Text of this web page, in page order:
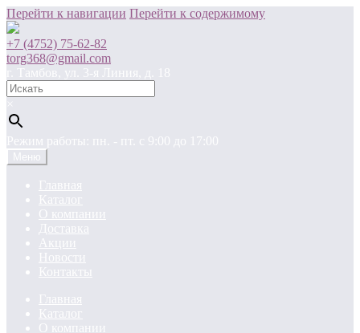
Перейти к навигации Перейти к содержимому
+7 (4752) 75-62-82
torg368@gmail.com
г. Тамбов, ул. 3-я Линия, д. 18
×
Режим работы: пн. - пт. c 9:00 до 17:00
Меню
Главная
Каталог
О компании
Доставка
Акции
Новости
Контакты
Главная
Каталог
О компании